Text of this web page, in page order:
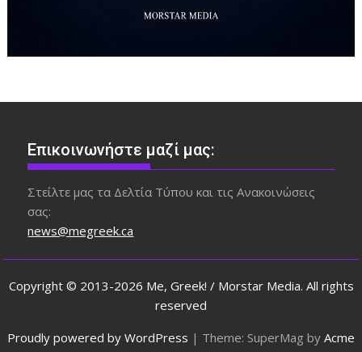
Επικοινωνήστε μαζί μας:
Στείλτε μας τα Δελτία Τύπου και τις Ανακοινώσεις
σας:
news@megreek.ca
Copyright © 2013-2026 Me, Greek! / Morstar Media. All rights
reserved
Proudly powered by WordPress | Theme: SuperMag by Acme